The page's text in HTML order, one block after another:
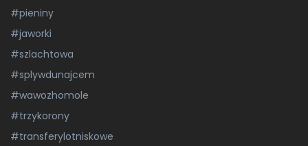
#pieniny
#jaworki
#szlachtowa
#splywdunajcem
#wawozhomole
#trzykorony
#transferylotniskowe